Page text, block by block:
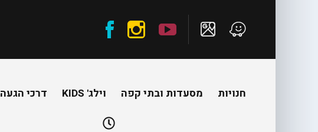
חנויות מסעדות ובתי קפה וילג' KIDS דרכי הגעה